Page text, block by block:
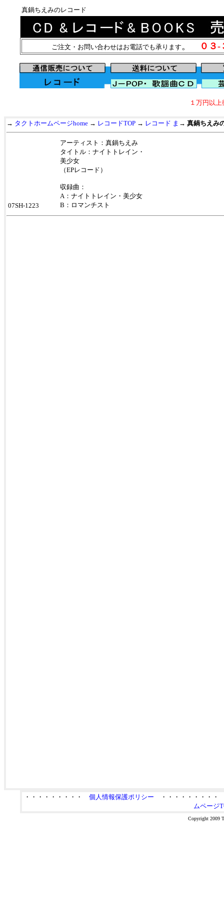
真鍋ちえみのレコード
ご注文・お問い合わせはお電話でも承ります。 ０３
１万円以
→ タクトホームページhome → レコードTOP → レコード ま → 真鍋ちえみ
アーティスト：真鍋ちえみ
タイトル：ナイトトレイン・
美少女
（EPレコード）
収録曲：
A：ナイトトレイン・美少女
B：ロマンチスト
07SH-1223
・・・・・・・・・ 個人情報保護ポリシー ・・・・・・・・
ムページ
Copyright 2009